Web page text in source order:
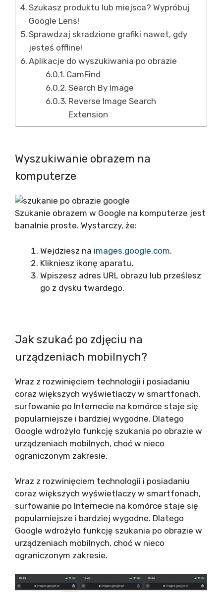
Szukasz produktu lub miejsca? Wypróbuj
Google Lens!
Sprawdzaj skradzione grafiki nawet, gdy
jesteś offline!
Aplikacje do wyszukiwania po obrazie
CamFind
Search By Image
Reverse Image Search
Extension
Wyszukiwanie obrazem na
komputerze
Szukanie obrazem w Google na komputerze jest
banalnie proste. Wystarczy, że:
Wejdziesz na images.google.com,
Klikniesz ikonę aparatu,
Wpiszesz adres URL obrazu lub prześlesz
go z dysku twardego.
Jak szukać po zdjęciu na
urządzeniach mobilnych?
Wraz z rozwinięciem technologii i posiadaniu
coraz większych wyświetlaczy w smartfonach,
surfowanie po Internecie na komórce staje się
popularniejsze i bardziej wygodne. Dlatego
Google wdrożyło funkcję szukania po obrazie w
urządzeniach mobilnych, choć w nieco
ograniczonym zakresie.
Wraz z rozwinięciem technologii i posiadaniu
coraz większych wyświetlaczy w smartfonach,
surfowanie po Internecie na komórce staje się
popularniejsze i bardziej wygodne. Dlatego
Google wdrożyło funkcję szukania po obrazie w
urządzeniach mobilnych, choć w nieco
ograniczonym zakresie.